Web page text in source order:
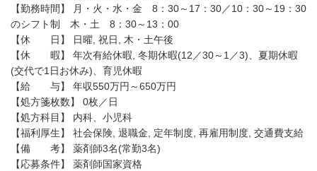
【勤務時間】 月・火・水・金 8：30～17：30／10：30～19：30
のシフト制 木・土 8：30～13：00
【休 日】 日曜, 祝日, 木・土午後
【休 暇】 年次有給休暇, 冬期休暇(12／30～1／3)、夏期休暇
(交代で1日お休み)、育児休暇
【給 与】 年収550万円～650万円
【処方箋枚数】 0枚／日
【処方科目】 内科、小児科
【福利厚生】 社会保険, 退職金, 定年制度, 再雇用制度, 交通費支給
【備 考】 薬剤師3名(常勤3名)
【応募条件】 薬剤師国家資格